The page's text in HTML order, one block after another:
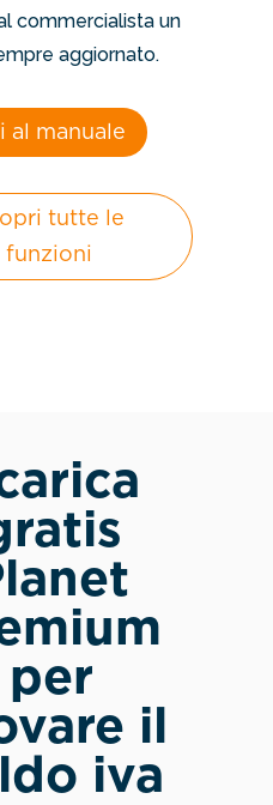
commercialista un
aggiornato.
al manuale
tutte le
funzioni
per
il
iva